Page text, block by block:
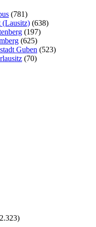
(781)
(Lausitz) (638)
(197)
(625)
Guben (523)
(70)